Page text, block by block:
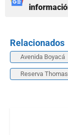
Relacionados
Avenida Boyacá
Reserva